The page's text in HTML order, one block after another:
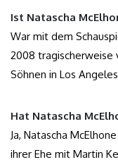
Ist Natascha
War mit dem
2008 tragischerweise
Söhnen in Los
Hat Natascha
Ja, Natascha
ihrer Ehe mit Martin